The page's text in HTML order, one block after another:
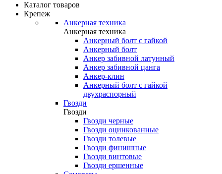
Каталог товаров
Крепеж
Анкерная техника
Анкерная техника
Анкерный болт с гайкой
Анкерный болт
Анкер забивной латунный
Анкер забивной цанга
Анкер-клин
Анкерный болт с гайкой
двухраспорный
Гвозди
Гвозди
Гвозди черные
Гвозди оцинкованные
Гвозди толевые
Гвозди финишные
Гвозди винтовые
Гвозди ершенные